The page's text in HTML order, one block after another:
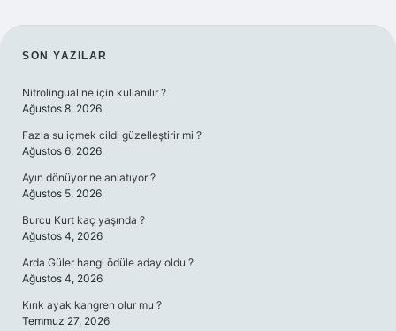
SIDEBAR
SON YAZILAR
Nitrolingual ne için kullanılır ?
Ağustos 8, 2026
Fazla su içmek cildi güzelleştirir mi ?
Ağustos 6, 2026
Ayın dönüyor ne anlatıyor ?
Ağustos 5, 2026
Burcu Kurt kaç yaşında ?
Ağustos 4, 2026
Arda Güler hangi ödüle aday oldu ?
Ağustos 4, 2026
Kırık ayak kangren olur mu ?
Temmuz 27, 2026